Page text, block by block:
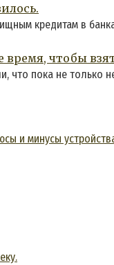
кредитам в
чтобы
что пока не только
и минусы